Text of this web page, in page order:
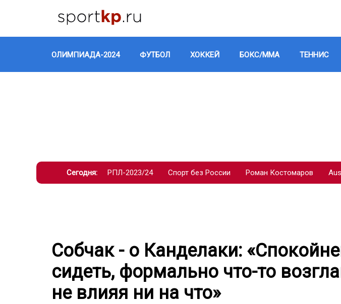
ОЛИМПИАДА-2024 ФУТБОЛ ХОККЕЙ БОКС/ММА ТЕННИС
Сегодня: РПЛ-2023/24 Спорт без России Роман Костомаров
Собчак - о Канделаки:
сидеть, формально что-то
не влияя ни на что»